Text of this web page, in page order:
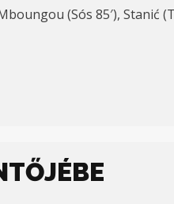
(Sós 85′), Stanić